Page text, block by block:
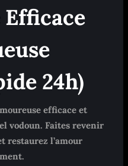
24h)
efficace et
vodoun. Faites revenir
restaurez l’amour